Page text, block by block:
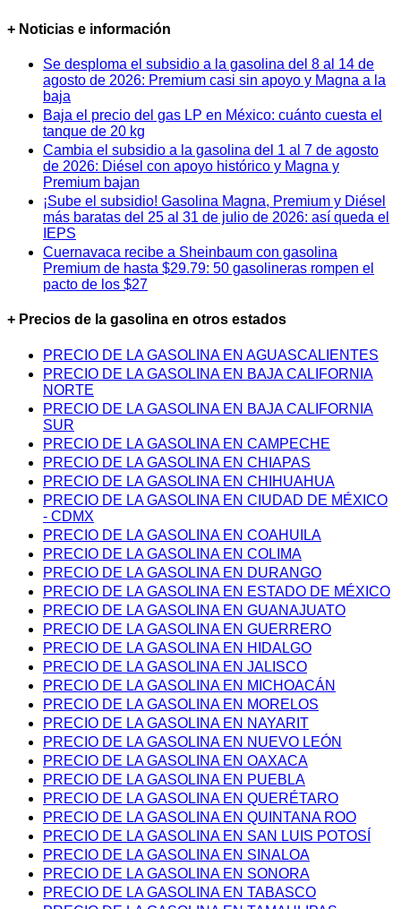
+ Noticias e información
Se desploma el subsidio a la gasolina del 8 al 14 de
agosto de 2026: Premium casi sin apoyo y Magna a la
baja
Baja el precio del gas LP en México: cuánto cuesta el
tanque de 20 kg
Cambia el subsidio a la gasolina del 1 al 7 de agosto
de 2026: Diésel con apoyo histórico y Magna y
Premium bajan
¡Sube el subsidio! Gasolina Magna, Premium y Diésel
más baratas del 25 al 31 de julio de 2026: así queda el
IEPS
Cuernavaca recibe a Sheinbaum con gasolina
Premium de hasta $29.79: 50 gasolineras rompen el
pacto de los $27
+ Precios de la gasolina en otros estados
PRECIO DE LA GASOLINA EN AGUASCALIENTES
PRECIO DE LA GASOLINA EN BAJA CALIFORNIA
NORTE
PRECIO DE LA GASOLINA EN BAJA CALIFORNIA
SUR
PRECIO DE LA GASOLINA EN CAMPECHE
PRECIO DE LA GASOLINA EN CHIAPAS
PRECIO DE LA GASOLINA EN CHIHUAHUA
PRECIO DE LA GASOLINA EN CIUDAD DE MÉXICO
- CDMX
PRECIO DE LA GASOLINA EN COAHUILA
PRECIO DE LA GASOLINA EN COLIMA
PRECIO DE LA GASOLINA EN DURANGO
PRECIO DE LA GASOLINA EN ESTADO DE MÉXICO
PRECIO DE LA GASOLINA EN GUANAJUATO
PRECIO DE LA GASOLINA EN GUERRERO
PRECIO DE LA GASOLINA EN HIDALGO
PRECIO DE LA GASOLINA EN JALISCO
PRECIO DE LA GASOLINA EN MICHOACÁN
PRECIO DE LA GASOLINA EN MORELOS
PRECIO DE LA GASOLINA EN NAYARIT
PRECIO DE LA GASOLINA EN NUEVO LEÓN
PRECIO DE LA GASOLINA EN OAXACA
PRECIO DE LA GASOLINA EN PUEBLA
PRECIO DE LA GASOLINA EN QUERÉTARO
PRECIO DE LA GASOLINA EN QUINTANA ROO
PRECIO DE LA GASOLINA EN SAN LUIS POTOSÍ
PRECIO DE LA GASOLINA EN SINALOA
PRECIO DE LA GASOLINA EN SONORA
PRECIO DE LA GASOLINA EN TABASCO